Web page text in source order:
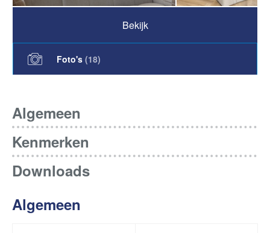
Bekijk
Foto's (18)
Algemeen
Kenmerken
Downloads
Algemeen